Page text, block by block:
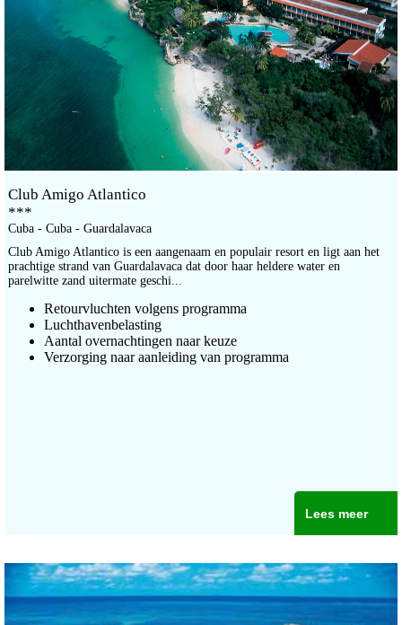
Club Amigo Atlantico
***
Cuba - Cuba - Guardalavaca
Club Amigo Atlantico is een aangenaam en populair resort en ligt aan het
prachtige strand van Guardalavaca dat door haar heldere water en
parelwitte zand uitermate geschi...
Retourvluchten volgens programma
Luchthavenbelasting
Aantal overnachtingen naar keuze
Verzorging naar aanleiding van programma
Lees meer